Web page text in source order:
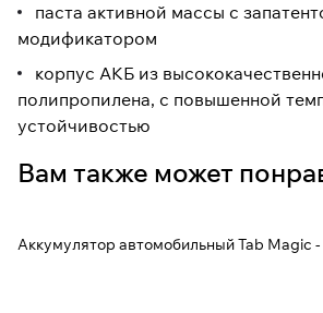
паста активной массы с
модификатором
корпус АКБ из
полипропилена, с повышенной
устойчивостью
Вам также может
Аккумулятор автомобильный Tab Magic